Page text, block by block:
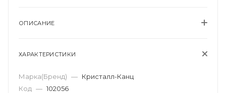
ОПИСАНИЕ
ХАРАКТЕРИСТИКИ
Марка(Бренд) — Кристалл-Канц
Код — 102056